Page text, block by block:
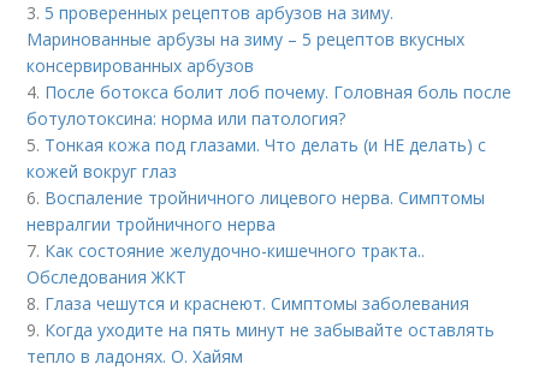
3. 5 проверенных рецептов арбузов на зиму.
Маринованные арбузы на зиму – 5 рецептов вкусных
консервированных арбузов
4. После ботокса болит лоб почему. Головная боль после
ботулотоксина: норма или патология?
5. Тонкая кожа под глазами. Что делать (и НЕ делать) с
кожей вокруг глаз
6. Воспаление тройничного лицевого нерва. Симптомы
невралгии тройничного нерва
7. Как состояние желудочно-кишечного тракта..
Обследования ЖКТ
8. Глаза чешутся и краснеют. Симптомы заболевания
9. Когда уходите на пять минут не забывайте оставлять
тепло в ладонях. О. Хайям